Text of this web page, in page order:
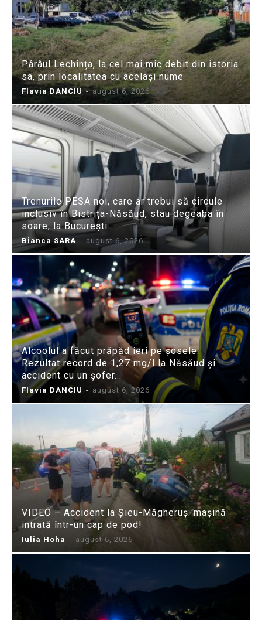
Pârâul Lechința, la cel mai mic debit din istoria
sa, prin localitatea cu același nume
Flavia DANCIU - august 6, 2026
Trenurile PESA noi, care ar trebui să circule
inclusiv în Bistrița-Năsăud, stau degeaba în
soare, la București
Bianca SARA - august 6, 2026
Alcoolul a făcut prăpăd ieri pe șosele:
Rezultat record de 1,27 mg/l la Năsăud și
accident cu un șofer...
Flavia DANCIU - august 6, 2026
VIDEO – Accident la Șieu-Măgheruș: mașină
intrată într-un cap de pod!
Iulia Hoha - august 6, 2026